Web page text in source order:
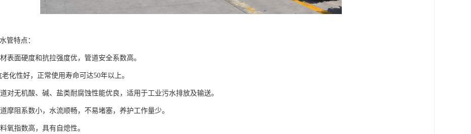
管特点：
表面硬度和抗拉强度优，管道安全系数高。
老化性好，正常使用寿命可达50年以上。
对无机酸、碱、盐类耐腐蚀性能优良，适用于工业污水排放及输送。
摩阻系数小，水流顺畅，不易堵塞，养护工作量少。
氧指数高，具有自熄性。